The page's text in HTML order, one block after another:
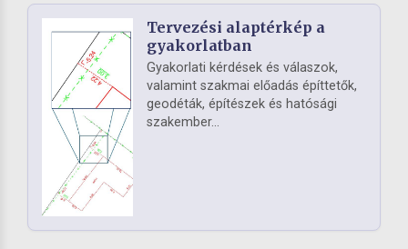
Tervezési alaptérkép a
gyakorlatban
Gyakorlati kérdések és válaszok,
valamint szakmai előadás építtetők,
geodéták, építészek és hatósági
szakember...